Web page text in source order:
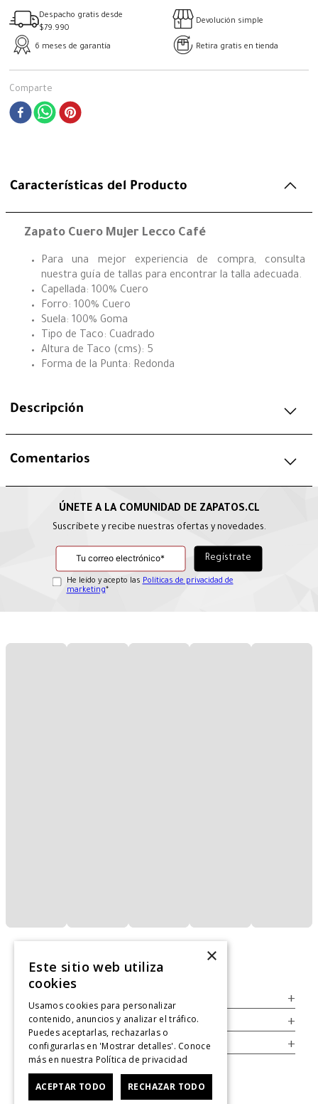
Despacho gratis desde
$79.990
Devolución simple
6 meses de garantía Retira gratis en tienda
Comparte
Características del Producto
Zapato Cuero Mujer Lecco Café
Para una mejor experiencia de compra, consulta
nuestra guía de tallas para encontrar la talla adecuada.
Capellada: 100% Cuero
Forro: 100% Cuero
Suela: 100% Goma
Tipo de Taco: Cuadrado
Altura de Taco (cms): 5
Forma de la Punta: Redonda
Descripción
Comentarios
Suscríbete y recibe nuestras ofertas y novedades.
He leído y acepto las Políticas de privacidad de
marketing*
+
Legal +
Cuenta +
×
Este sitio web utiliza
cookies
Usamos cookies para personalizar
contenido, anuncios y analizar el tráfico.
Puedes aceptarlas, rechazarlas o
configurarlas en 'Mostrar detalles'. Conoce
más en nuestra Política de privacidad
ACEPTAR TODO RECHAZAR TODO